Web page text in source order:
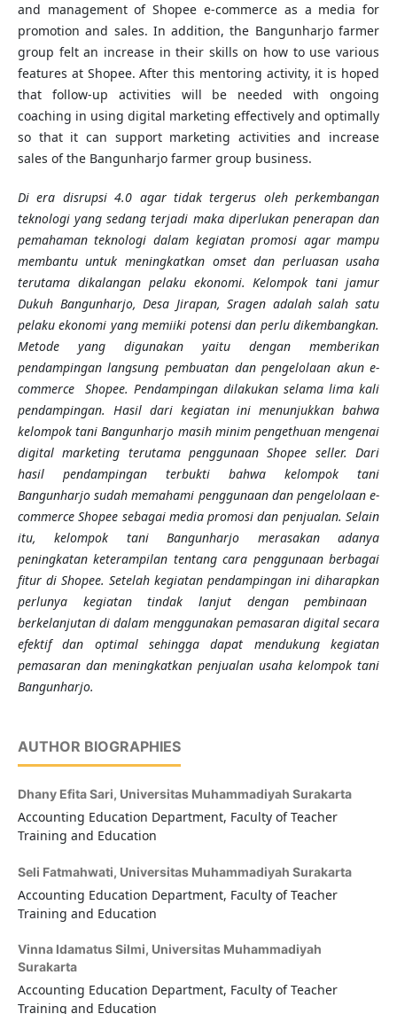
and management of Shopee e-commerce as a media for
promotion and sales. In addition, the Bangunharjo farmer
group felt an increase in their skills on how to use various
features at Shopee. After this mentoring activity, it is hoped
that follow-up activities will be needed with ongoing
coaching in using digital marketing effectively and optimally
so that it can support marketing activities and increase
sales of the Bangunharjo farmer group business.
Di era disrupsi 4.0 agar tidak tergerus oleh perkembangan
teknologi yang sedang terjadi maka diperlukan penerapandan
pemahamanteknologi dalam kegiatan promosi agar mampu
membantu untuk meningkatkan omset dan perluasan usaha
terutama dikalangan pelaku ekonomi. Kelompok tani jamur
Dukuh Bangunharjo, Desa Jirapan, Sragen adalah salah satu
pelaku ekonomi yangmemiiki potensidan perlu dikembangkan.
Metode yang digunakan yaitu dengan memberikan
pendampingan langsung pembuatan dan pengelolaan akune-
commerce
Shopee. Pendampingan dilakukan selamalima kali
pendampingan. Hasil dari kegiatan ini menunjukkan bahwa
kelompok tani Bangunharjo masih minim pengethuan mengenai
digital marketing terutama penggunaanShopee seller.Dari
hasil pendampinganterbuktibahwa kelompok tani
Bangunharjosudah memahami penggunaan dan pengelolaane-
commerceShopee sebagai media promosi dan penjualan. Selain
itu,kelompok tani Bangunharjo merasakan adanya
peningkatan keterampilan tentang cara penggunaan berbagai
fitur di Shopee. Setelah kegiatan pendampinganini diharapkan
perlunya kegiatan tindak lanjut dengan pembinaan
berkelanjutan di dalam menggunakan pemasaran digital secara
efektif dan optimal sehingga dapat mendukung kegiatan
pemasaran dan meningkatkan penjualan usaha kelompok tani
Bangunharjo.
AUTHOR BIOGRAPHIES
Dhany Efita Sari, Universitas Muhammadiyah Surakarta
Accounting Education Department, Faculty of Teacher
Training and Education
Seli Fatmahwati, Universitas Muhammadiyah Surakarta
Accounting Education Department, Faculty of Teacher
Training and Education
Vinna Idamatus Silmi, Universitas Muhammadiyah
Surakarta
Accounting Education Department, Faculty of Teacher
Training and Education